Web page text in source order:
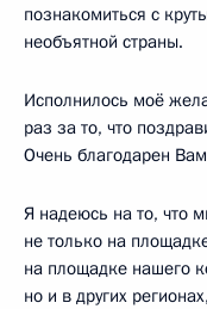
познакомиться с
необъятной страны.
Исполнилось моё
раз за то, что
Очень благодарен
Я надеюсь на то, что
не только на
на площадке нашего
но и в других